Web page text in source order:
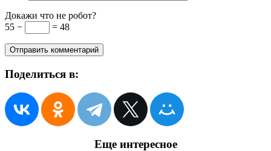
Докажи что не робот?
55 −
= 48
Поделиться в:
Еще интересное